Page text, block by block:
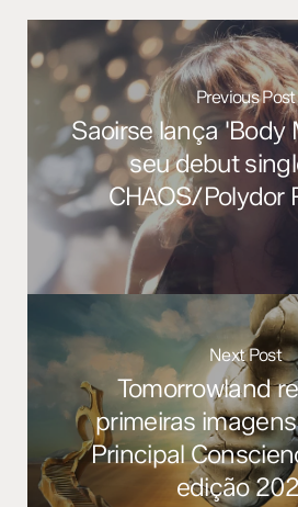
Previous Post
Saoirse lança 'Body
seu debut
CHAOS/Polydor
Next Post
Tomorrowland
primeiras
Principal
edição